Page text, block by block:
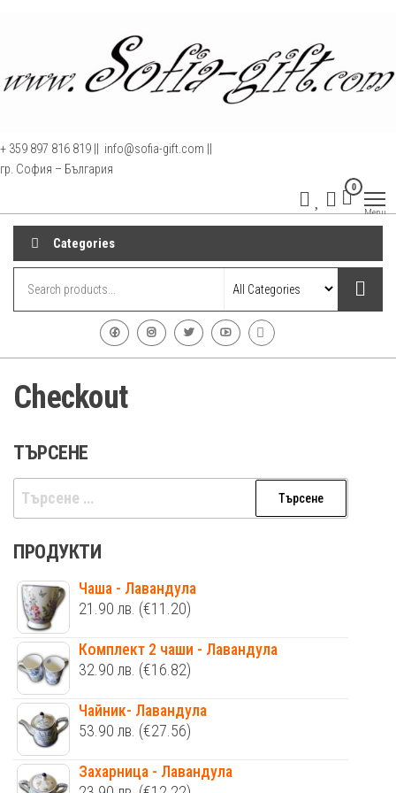
+ 359 897 816 819 || info@sofia-gift.com ||
гр. София – България
www.sofia-
gift.com
0
Menu
Categories
Checkout
ТЪРСЕНЕ
ПРОДУКТИ
Чаша - Лавандула
21.90 лв. (€11.20)
Комплект 2 чаши - Лавандула
32.90 лв. (€16.82)
Чайник- Лавандула
53.90 лв. (€27.56)
Захарница - Лавандула